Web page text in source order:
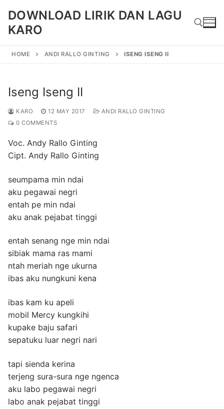
content
DOWNLOAD LIRIK DAN LAGU
KARO
HOME ANDI RALLO GINTING ISENG ISENG II
Iseng Iseng II
KARO 12 MAY 2017
ANDI RALLO GINTING
0 COMMENTS
Voc. Andy Rallo Ginting
Cipt. Andy Rallo Ginting
seumpama min ndai
aku pegawai negri
entah pe min ndai
aku anak pejabat tinggi
entah senang nge min ndai
sibiak mama ras mami
ntah meriah nge ukurna
ibas aku nungkuni kena
ibas kam ku apeli
mobil Mercy kungkihi
kupake baju safari
sepatuku luar negri nari
tapi sienda kerina
terjeng sura-sura nge ngenca
aku labo pegawai negri
labo anak pejabat tinggi